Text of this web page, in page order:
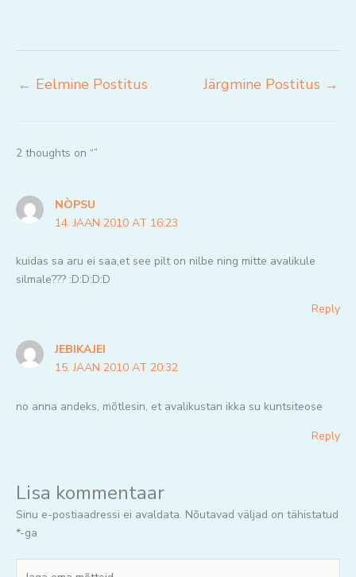
← Eelmine Postitus Järgmine Postitus →
2 thoughts on “”
NÒPSU
14. JAAN 2010 AT 16:23
kuidas sa aru ei saa,et see pilt on nilbe ning mitte avalikule
silmale??? :D:D:D:D
Reply
JEBIKAJEI
15. JAAN 2010 AT 20:32
no anna andeks, mõtlesin, et avalikustan ikka su kuntsiteose
Reply
Lisa kommentaar
Sinu e-postiaadressi ei avaldata. Nõutavad väljad on tähistatud
*-ga